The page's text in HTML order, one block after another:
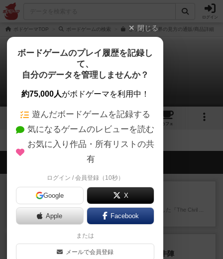
ログイン
ボドゲーマTOP ボードゲームの検索 もっと私の世界の見方の通販/商品詳細
もっと私の世界の見方
拡張/関連作品 0件
2 4
カフェ
会員の新しい投稿
レビュー
南北戦争
1983年にVictory Gamesが出版した『The Civil ...
by Chaco
画像付き
ファイアー・ブルズ / 火牛陣
閉じる
ボードゲームのプレイ履歴を記録し
て、
自分のデータを管理しませんか？
約75,000人がボドゲーマを利用中！
遊んだボードゲームを記録する
気になるゲームのレビューを読む
お気に入り作品・所有リストの共
有
ログイン / 会員登録（10秒）
Google X
Apple Facebook
または
メールで会員登録